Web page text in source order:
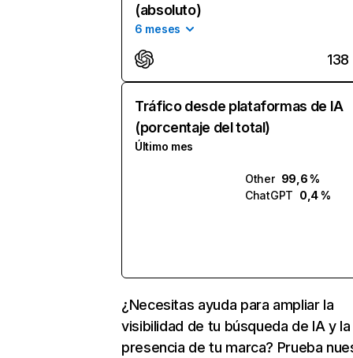
(absoluto)
6 meses
138
Tráfico desde plataformas de IA
(porcentaje del total)
Último mes
Other 99,6 %
ChatGPT 0,4 %
¿Necesitas ayuda para ampliar la
visibilidad de tu búsqueda de IA y la
presencia de tu marca? Prueba